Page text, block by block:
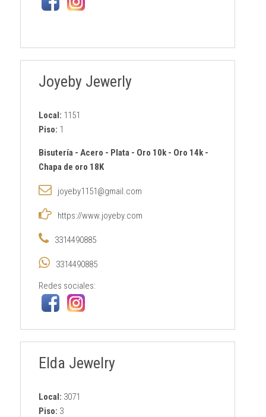
Joyeby Jewerly
Local: 1151
Piso: 1
Bisutería- Acero - Plata- Oro 10k- Oro 14k-
Chapa de oro 18K
joyeby1151@gmail.com
https://www.joyeby.com
3314490885
3314490885
Redes sociales:
Elda Jewelry
Local: 3071
Piso: 3